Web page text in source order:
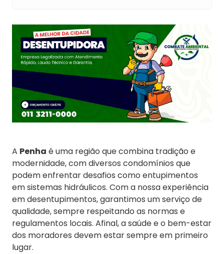
A Penha é uma região que combina tradição e
modernidade, com diversos condomínios que
podem enfrentar desafios como entupimentos
em sistemas hidráulicos. Com a nossa experiência
em desentupimentos, garantimos um serviço de
qualidade, sempre respeitando as normas e
regulamentos locais. Afinal, a saúde e o bem-estar
dos moradores devem estar sempre em primeiro
lugar.